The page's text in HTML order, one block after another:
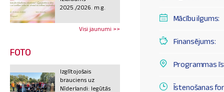
2025./2026. m.g.
Visi jaunumi >>
FOTO
Izglītojošais
brauciens uz
Nīderlandi: Iegūtās
Mācību ilgums:
Finansējums:
Programmas
Īstenošanas